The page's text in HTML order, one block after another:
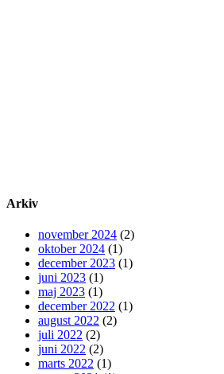
Arkiv
november 2024 (2)
oktober 2024 (1)
december 2023 (1)
juni 2023 (1)
maj 2023 (1)
december 2022 (1)
august 2022 (2)
juli 2022 (2)
juni 2022 (2)
marts 2022 (1)